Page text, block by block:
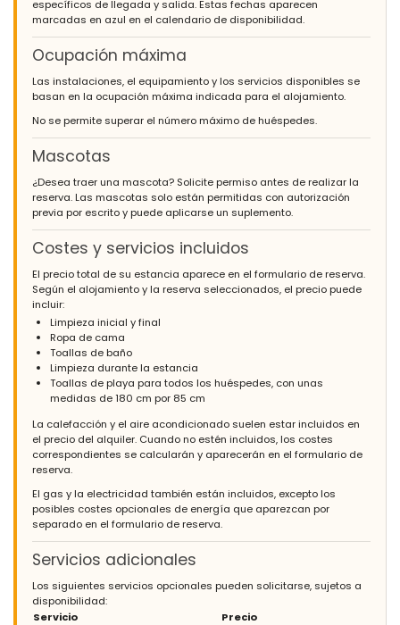
específicos de llegada y salida. Estas fechas aparecen
marcadas en azul en el calendario de disponibilidad.
Ocupación máxima
Las instalaciones, el equipamiento y los servicios disponibles se
basan en la ocupación máxima indicada para el alojamiento.
No se permite superar el número máximo de huéspedes.
Mascotas
¿Desea traer una mascota? Solicite permiso antes de realizar la
reserva. Las mascotas solo están permitidas con autorización
previa por escrito y puede aplicarse un suplemento.
Costes y servicios incluidos
El precio total de su estancia aparece en el formulario de reserva.
Según el alojamiento y la reserva seleccionados, el precio puede
incluir:
Limpieza inicial y final
Ropa de cama
Toallas de baño
Limpieza durante la estancia
Toallas de playa para todos los huéspedes, con unas
medidas de 180 cm por 85 cm
La calefacción y el aire acondicionado suelen estar incluidos en
el precio del alquiler. Cuando no estén incluidos, los costes
correspondientes se calcularán y aparecerán en el formulario de
reserva.
El gas y la electricidad también están incluidos, excepto los
posibles costes opcionales de energía que aparezcan por
separado en el formulario de reserva.
Servicios adicionales
Los siguientes servicios opcionales pueden solicitarse, sujetos a
disponibilidad:
Servicio
Precio